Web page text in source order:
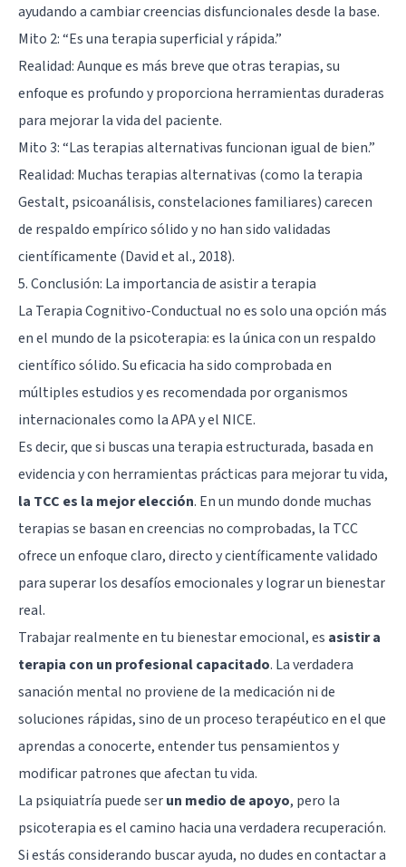
ayudando a cambiar creencias disfuncionales desde la base.
Mito 2: “Es una terapia superficial y rápida.”
Realidad: Aunque es más breve que otras terapias, su
enfoque es profundo y proporciona herramientas duraderas
para mejorar la vida del paciente.
Mito 3: “Las terapias alternativas funcionan igual de bien.”
Realidad: Muchas terapias alternativas (como la terapia
Gestalt, psicoanálisis, constelaciones familiares) carecen
de respaldo empírico sólido y no han sido validadas
científicamente (David et al., 2018).
5. Conclusión: La importancia de asistir a terapia
La Terapia Cognitivo-Conductual no es solo una opción más
en el mundo de la psicoterapia: es la única con un respaldo
científico sólido. Su eficacia ha sido comprobada en
múltiples estudios y es recomendada por organismos
internacionales como la APA y el NICE.
Es decir, que si buscas una terapia estructurada, basada en
evidencia y con herramientas prácticas para mejorar tu vida,
la TCC es la mejor elección. En un mundo donde muchas
terapias se basan en creencias no comprobadas, la TCC
ofrece un enfoque claro, directo y científicamente validado
para superar los desafíos emocionales y lograr un bienestar
real.
Trabajar realmente en tu bienestar emocional, es asistir a
terapia con un profesional capacitado. La verdadera
sanación mental no proviene de la medicación ni de
soluciones rápidas, sino de un proceso terapéutico en el que
aprendas a conocerte, entender tus pensamientos y
modificar patrones que afectan tu vida.
La psiquiatría puede serun medio de apoyo, pero la
psicoterapia es el camino hacia una verdadera recuperación.
Si estás considerando buscar ayuda, no dudes en contactar a